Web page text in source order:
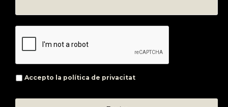
Accepto la política de privacitat